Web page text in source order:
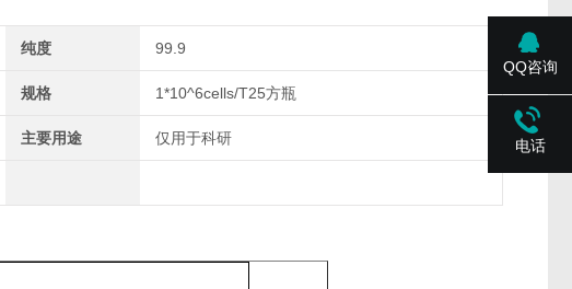
纯度 99.9
规格 1*10^6cells/T25方瓶
主要用途 仅用于科研
QQ咨询
电话